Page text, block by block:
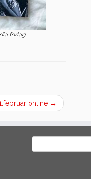
forlag
online →
etter: